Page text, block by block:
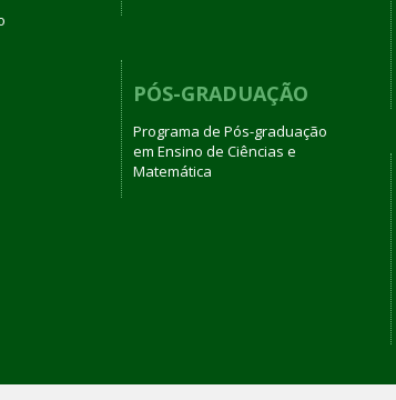
PÓS-GRADUAÇÃO
Programa de Pós-graduação
em Ensino de Ciências e
Matemática